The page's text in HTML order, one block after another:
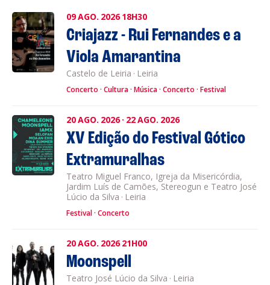
09AGO. 2026 18H30
Criajazz - Rui Fernandes e a
Viola Amarantina
Castelo de Leiria · Leiria
Concerto Cultura Música Concerto Festival
20AGO. 2026 · 22AGO. 2026
XV Edição do Festival Gótico
Extramuralhas
Teatro Miguel Franco, Igreja da Misericórdia,
Jardim Luís de Camões, Stereogun e Teatro José
Lúcio da Silva · Leiria
Festival Concerto
20AGO. 2026 21H00
Moonspell
Teatro José Lúcio da Silva · Leiria